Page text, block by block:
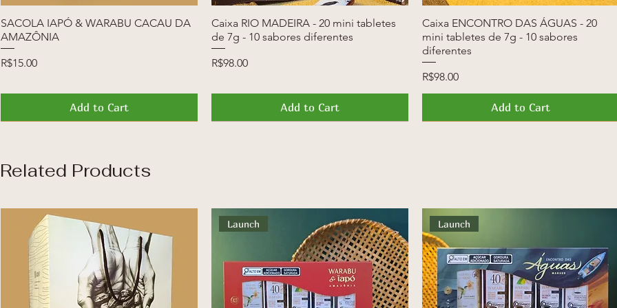
Quick View
SACOLA IAPÓ & WARABU CACAU DA
AMAZÔNIA
Price
R$15.00
Add to Cart
Quick View
Caixa RIO MADEIRA - 20 mini tabletes
de 7g - 10 sabores diferentes
Price
R$98.00
Add to Cart
Quick View
Caixa ENCONTRO DAS ÁGUAS - 20
mini tabletes de 7g - 10 sabores
diferentes
Price
R$98.00
Add to Cart
Related Products
Launch Launch